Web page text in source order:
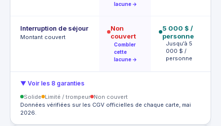
lacune →
Interruption de séjour
Montant couvert
Non
couvert
Combler
cette
lacune →
5 000 $ /
personne
Jusqu'à 5
000 $ /
personne
▼ Voir les 8 garanties
Solide Limité / trompeur Non couvert
Données vérifiées sur les CGV officielles de chaque carte, mai
2026.